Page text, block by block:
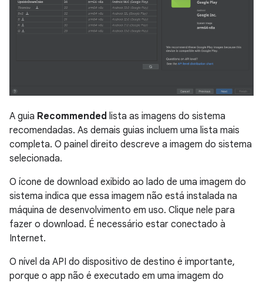
A guia Recommended lista as imagens do sistema
recomendadas. As demais guias incluem uma lista mais
completa. O painel direito descreve a imagem do sistema
selecionada.
O ícone de download exibido ao lado de uma imagem do
sistema indica que essa imagem não está instalada na
máquina de desenvolvimento em uso. Clique nele para
fazer o download. É necessário estar conectado à
Internet.
O nível da API do dispositivo de destino é importante,
porque o app não é executado em uma imagem do